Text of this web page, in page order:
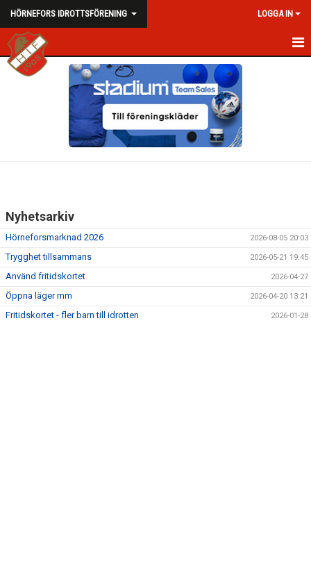
HÖRNEFORS IDROTTSFÖRENING LOGGA IN
HEM
KONTAKT
VID KRIS
PROFILVAROR/MERCH
NORDAHLSUTSTÄLLNINGEN
Nyhetsarkiv
Hörneforsmarknad 2026 2026-08-05 20:03
Trygghet tillsammans 2026-05-21 19:45
Använd fritidskortet 2026-04-27
Öppna läger mm 2026-04-20 13:21
Fritidskortet - fler barn till idrotten 2026-01-28